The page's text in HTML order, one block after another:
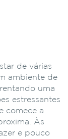
de várias
ambiente de
uma
estressantes
comece a
Às
e pouco